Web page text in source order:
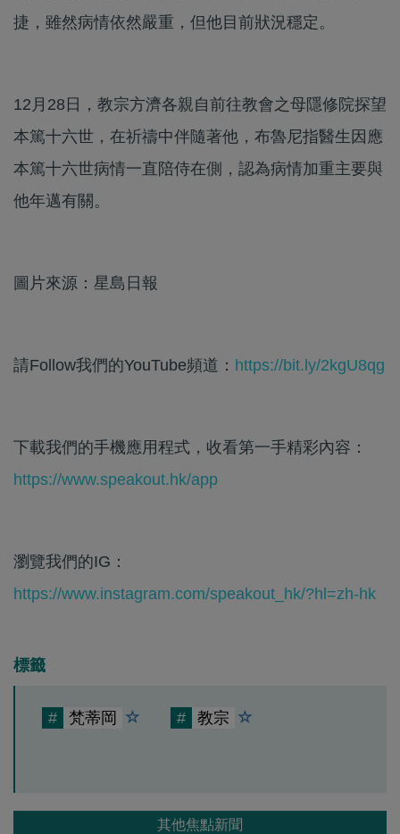
捷，雖然病情依然嚴重，但他目前狀況穩定。
12月28日，教宗方濟各親自前往教會之母隱修院探望
本篤十六世，在祈禱中伴隨著他，布魯尼指醫生因應
本篤十六世病情一直陪侍在側，認為病情加重主要與
他年邁有關。
圖片來源：星島日報
請Follow我們的YouTube頻道： https://bit.ly/2kgU8qg
下載我們的手機應用程式，收看第一手精彩內容：
https://www.speakout.hk/app
瀏覽我們的IG：
https://www.instagram.com/speakout_hk/?hl=zh-hk
標籤
# 梵蒂岡 # 教宗
其他焦點新聞